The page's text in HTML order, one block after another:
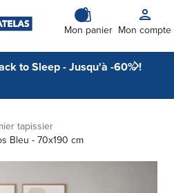
Mon panier Mon compte
to Sleep - Jusqu'à -60% !
tapissier
Bleu - 70x190 cm